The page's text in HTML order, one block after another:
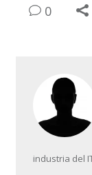
0
industria del